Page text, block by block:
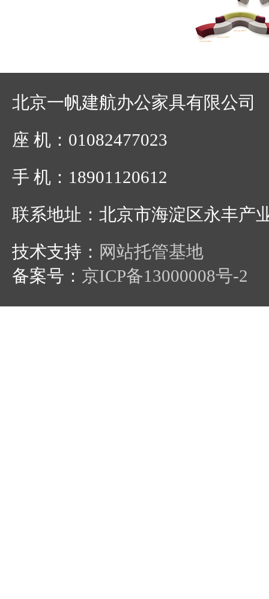
北京一帆建航办公家具有限公司
座 机：01082477023
手 机：18901120612
联系地址：北京市海淀区永丰产
技术支持： 网站托管基地
备案号： 京ICP备13000008号-2